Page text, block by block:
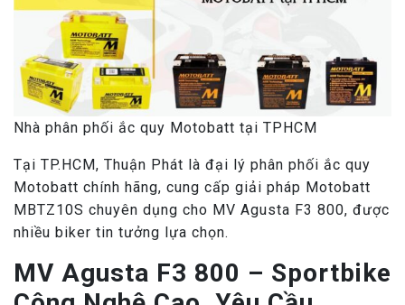
Nhà phân phối ắc quy Motobatt tại TPHCM
Tại TP.HCM, Thuận Phát là đại lý phân phối ắc quy
Motobatt chính hãng, cung cấp giải pháp Motobatt
MBTZ10S chuyên dụng cho MV Agusta F3 800, được
nhiều biker tin tưởng lựa chọn.
MV Agusta F3 800 – Sportbike